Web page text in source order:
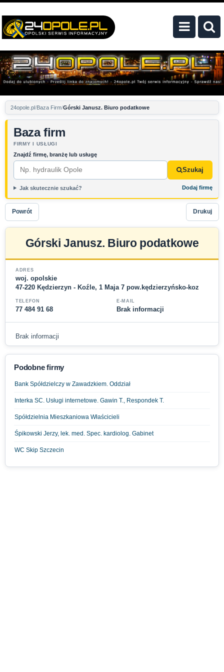
24opole.pl Baza Firm Górski Janusz. Biuro podatkowe
Baza firm
FIRMY I USŁUGI
Znajdź firmę, branżę lub usługę
Szukaj
Jak skutecznie szukać? Dodaj firmę
Powrót Drukuj
Górski Janusz. Biuro podatkowe
ADRES
woj. opolskie
47-220 Kędzierzyn - Koźle, 1 Maja 7 pow.kędzierzyńsko-koz
TELEFON
77 484 91 68
E-MAIL
Brak informacji
Brak informacji
Podobne firmy
Bank Spółdzielczy w Zawadzkiem. Oddział
Interka SC. Usługi internetowe. Gawin T., Respondek T.
Spółdzielnia Mieszkaniowa Właścicieli
Śpikowski Jerzy, lek. med. Spec. kardiolog. Gabinet
WC Skip Szczecin